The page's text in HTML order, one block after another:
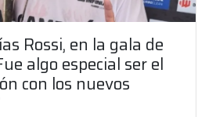
Rossi, en la gala de
algo especial ser el
con los nuevos